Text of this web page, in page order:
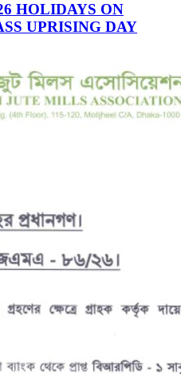
HOLIDAYS ON
UPRISING DAY